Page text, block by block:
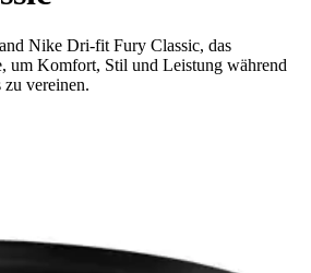
Nike Dri-fit Fury Classic, das
um Komfort, Stil und Leistung während
vereinen.